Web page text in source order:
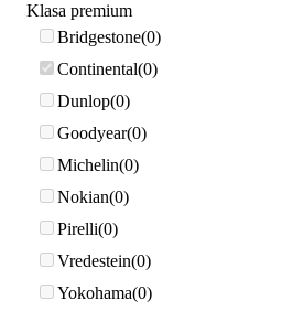
Klasa premium
Bridgestone 0
Continental 0
Dunlop 0
Goodyear 0
Michelin 0
Nokian 0
Pirelli 0
Vredestein 0
Yokohama 0